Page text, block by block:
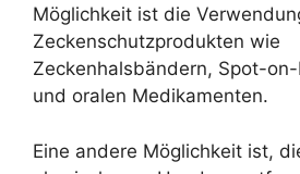
Möglichkeit ist die
Zeckenschutzprodukten wie
Zeckenhalsbändern, Spot-
und oralen Medikamenten.
Eine andere Möglichkeit ist,